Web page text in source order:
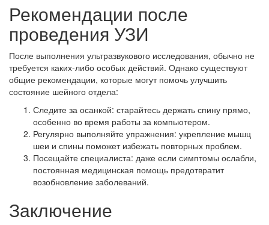
Рекомендации после
проведения УЗИ
После выполнения ультразвукового исследования, обычно не
требуется каких-либо особых действий. Однако существуют
общие рекомендации, которые могут помочь улучшить
состояние шейного отдела:
Следите за осанкой: старайтесь держать спину прямо,
особенно во время работы за компьютером.
Регулярно выполняйте упражнения: укрепление мышц
шеи и спины поможет избежать повторных проблем.
Посещайте специалиста: даже если симптомы ослабли,
постоянная медицинская помощь предотвратит
возобновление заболеваний.
Заключение